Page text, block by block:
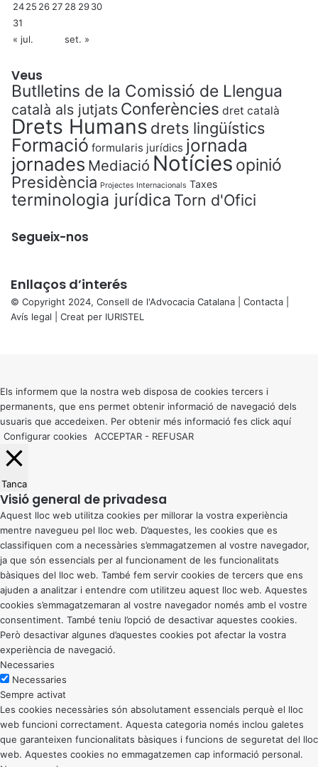
2425 26 27 28 2930
31
« jul.
set. »
Veus
Butlletins de la Comissió de Llengua
català als jutjats Conferències dret català
Drets Humans drets lingüístics
Formació formularis jurídics jornada
jornades Mediació Notícies opinió
Presidència Projectes Internacionals Taxes
terminologia jurídica Torn d'Ofici
Segueix-nos
Enllaços d’interés
© Copyright 2024, Consell de l'Advocacia Catalana | Contacta
Avís legal | Creat per IURISTEL
button
Els informem que la nostra web disposa de cookies tercers i
permanents, que ens permet obtenir informació de navegació dels
usuaris que accedeixen. Per obtenir més informació fes click aquí
Configurar cookies
ACCEPTAR - REFUSAR
Tanca
Visió general de privadesa
Aquest lloc web utilitza cookies per millorar la vostra experiència
mentre navegueu pel lloc web. D’aquestes, les cookies que es
classifiquen com a necessàries s’emmagatzemen al vostre navegador,
ja que són essencials per al funcionament de les funcionalitats
bàsiques del lloc web. També fem servir cookies de tercers que ens
ajuden a analitzar i entendre com utilitzeu aquest lloc web. Aquestes
cookies s’emmagatzemaran al vostre navegador només amb el vostre
consentiment. També teniu l’opció de desactivar aquestes cookies.
Però desactivar algunes d’aquestes cookies pot afectar la vostra
experiència de navegació.
Necessaries
Necessaries
Sempre activat
Les cookies necessàries són absolutament essencials perquè el lloc
web funcioni correctament. Aquesta categoria només inclou galetes
que garanteixen funcionalitats bàsiques i funcions de seguretat del lloc
web. Aquestes cookies no emmagatzemen cap informació personal.